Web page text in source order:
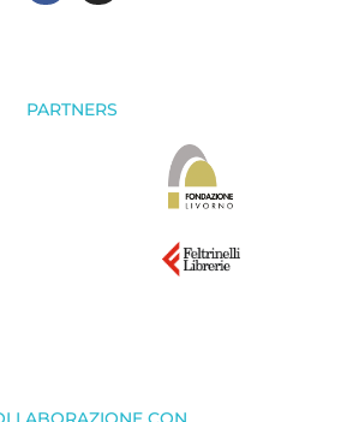
PARTNERS